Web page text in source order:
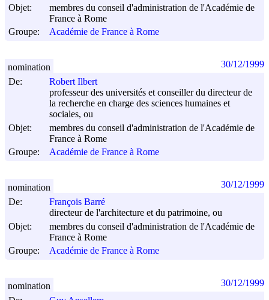
Objet:
membres du conseil d'administration de l'Académie de
France à Rome
Groupe:
Académie de France à Rome
De:
Robert Ilbert
professeur des universités et conseiller du directeur de
la recherche en charge des sciences humaines et
sociales, ou
Objet:
membres du conseil d'administration de l'Académie de
France à Rome
Groupe:
Académie de France à Rome
nomination 30/12/1999
De:
François Barré
directeur de l'architecture et du patrimoine, ou
Objet:
membres du conseil d'administration de l'Académie de
France à Rome
Groupe:
Académie de France à Rome
nomination 30/12/1999
nomination 30/12/1999